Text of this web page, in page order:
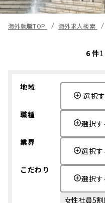
海外就職TOP 海外求人検索
6 件
地域
選択
職種
選択す
業界
選択す
こだわり
選択す
女性社員5